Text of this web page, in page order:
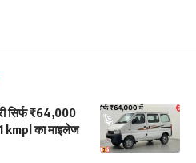
सिर्फ ₹64,000
kmpl का माइलेज